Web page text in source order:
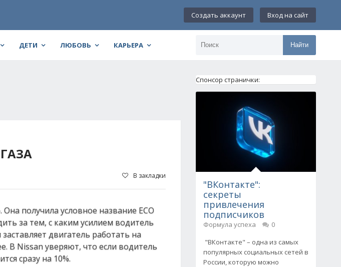
Создать аккаунт Вход на сайт
ДЕТИ ЛЮБОВЬ КАРЬЕРА Найти
В закладки
получила условное название ECO
за тем, с каким усилием водитель
двигатель работать на
В Nissan уверяют, что если водитель
сразу на 10%.
Спонсор странички:
"ВКонтакте":
секреты
привлечения
подписчиков
Формула успеха
0
"ВКонтакте" – одна из самых
популярных социальных сетей в
России, которую можно